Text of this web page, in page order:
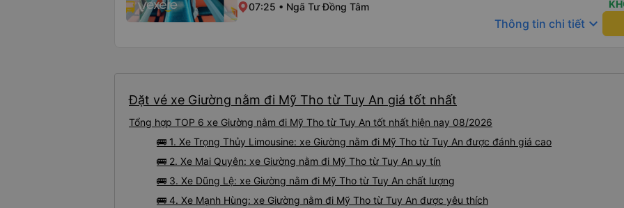
07:25 • Ngã Tư Đồng Tâm
(hôm qua) rất tốt. Mặc dù
nhưng công ty đã thông
khoảng 4:00 sáng và 9:00
chịu. Có vẻ như lịch trình
Thông tin chi tiết keyboard_arrow_down
Đặt vé xe Giường nằm đi Mỹ Tho từ Tuy An giá tốt nhất
Tổng hợp TOP 6 xe Giường nằm đi Mỹ Tho từ Tuy An tốt nhất hiện nay 08/2026
🚌 1. Xe Trọng Thủy Limousine: xe Giường nằm đi Mỹ Tho từ Tuy An được đánh giá cao
🚌 2. Xe Mai Quyên: xe Giường nằm đi Mỹ Tho từ Tuy An uy tín
🚌 3. Xe Dũng Lệ: xe Giường nằm đi Mỹ Tho từ Tuy An chất lượng
🚌 4. Xe Mạnh Hùng: xe Giường nằm đi Mỹ Tho từ Tuy An được yêu thích